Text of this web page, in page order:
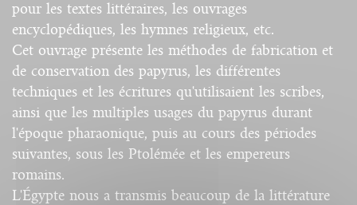
pour les textes littéraires, les ouvrages
encyclopédiques, les hymnes religieux, etc.
Cet ouvrage présente les méthodes de fabrication et
de conservation des papyrus, les différentes
techniques et les écritures qu'utilisaient les scribes,
ainsi que les multiples usages du papyrus durant
l'époque pharaonique, puis au cours des périodes
suivantes, sous les Ptolémée et les empereurs
romains.
L'Égypte nous a transmis beaucoup de la littérature